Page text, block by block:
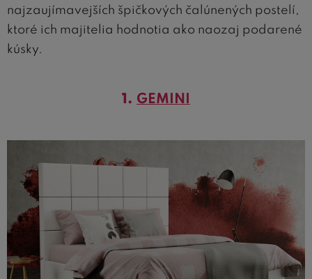
najzaujímavejších špičkových čalúnených postelí,
ktoré ich majitelia hodnotia ako naozaj podarené
kúsky.
1. GEMINI